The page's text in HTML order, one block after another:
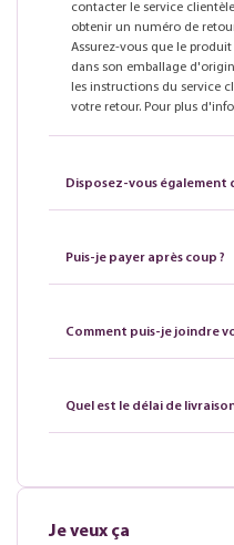
contacter le service
obtenir un numéro de
Assurez-vous que le
dans son emballage
les instructions du service
votre retour. Pour plus
Disposez-vous également
Puis-je payer après coup ?
Comment puis-je joindre
Quel est le délai de
Je veux ça